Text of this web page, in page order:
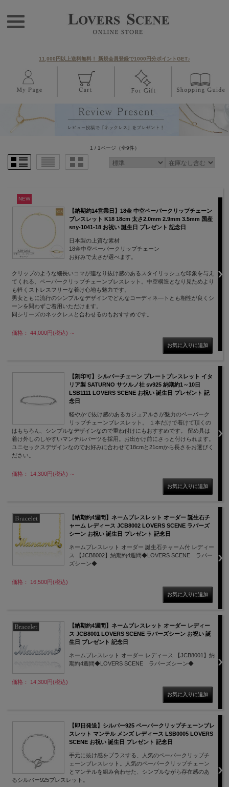
11,000円以上送料無料！ 新規会員登録で1000円分ポイントGET♪
1 / 1ページ （全9件）
NEW
【納期約14営業日】18金 中空ペーパークリップチェーン
ブレスレット K18 18cm 太さ2.0mm 2.9mm 3.5mm 国産
sny-1041-18 お祝い 誕生日 プレゼント 記念日
日本製の上質な素材
18金中空ペーパークリップチェーン
お好みで太さが選べます。
クリップのような細長いコマが連なり抜け感のあるスタイリッシュな印象を与え
てくれる、ペーパークリップチェーンブレスレット。中空構造となり見ためより
も軽くストレスフリーな着け心地も魅力です。
男女ともに流行のシンプルなデザインでどんなコーディネ―トとも相性が良くシ
ーンを問わずご着用いただけます。
同シリーズのネックレスと合わせるのもおすすめです。
価格： 44,000円(税込) ～
【刻印可】シルバーチェーン プレートブレスレット イタ
リア製 SATURNO サツルノ社 sv925 納期約1～10日
LSB1111 LOVERS SCENE お祝い 誕生日 プレゼント 記
念日
軽やかで抜け感のあるカジュアルさが魅力のペーパーク
リップチェーンブレスレット。 １本だけで着けて頂くの
はもちろん、シンプルなデザインなので重ね付けにもおすすめです。 留め具は
着け外しのしやすいマンテルパーツを採用。お出かけ前にさっと付けられます。
ユニセックスデザインなのでお好みに合わせて18cmと21cmから長さをお選びく
ださい。
価格： 14,300円(税込) ～
【納期約4週間】ネームブレスレット オーダー 誕生石チ
ャーム レディース JCB8002 LOVERS SCENE ラバーズ
シーン お祝い 誕生日 プレゼント 記念日
ネームブレスレット オーダー 誕生石チャーム付 レディー
ス 【JCB8002】納期約4週間◆LOVERS SCENE ラバー
ズシーン◆
価格： 16,500円(税込)
【納期約4週間】ネームブレスレット オーダー レディー
ス JCB8001 LOVERS SCENE ラバーズシーン お祝い 誕
生日 プレゼント 記念日
ネームブレスレット オーダー レディース 【JCB8001】納
期約4週間◆LOVERS SCENE ラバーズシーン◆
価格： 14,300円(税込)
【即日発送】シルバー925 ペーパークリップチェーンブレ
スレット マンテル メンズ レディース LSB0005 LOVERS
SCENE お祝い 誕生日 プレゼント 記念日
手元に抜け感をプラスする、人気のペーパークリップチ
ェーンブレスレット。人気のペーパークリップチェーン
とマンテルを組み合わせた、シンプルながら存在感のあ
るシルバー925ブレスレット。